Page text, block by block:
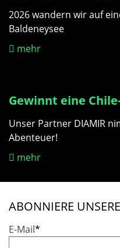
2026 wandern wir auf
Baldeneysee
mehr
Gewinnt eine
Unser Partner DIAMIR
Abenteuer!
mehr
ABONNIERE
E-Mail*